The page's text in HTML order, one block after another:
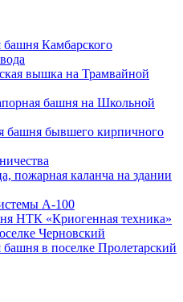
башня Камбарского
вышка на Трамвайной
башня на Школьной
башня бывшего кирпичного
пожарная каланча на здании
А-100
НТК «Криогенная техника»
Черновский
в поселке Пролетарский